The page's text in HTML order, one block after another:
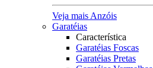
Veja mais Anzóis
Garatéias
Característica
Garatéias Foscas
Garatéias Pretas